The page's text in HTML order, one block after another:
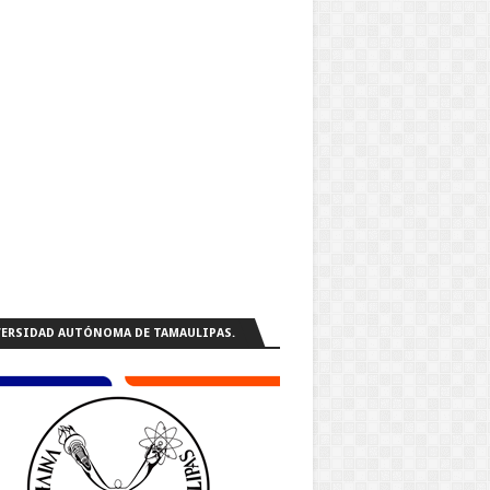
AUTÓNOMA DE TAMAULIPAS.